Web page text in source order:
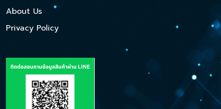
About Us
Privacy Policy